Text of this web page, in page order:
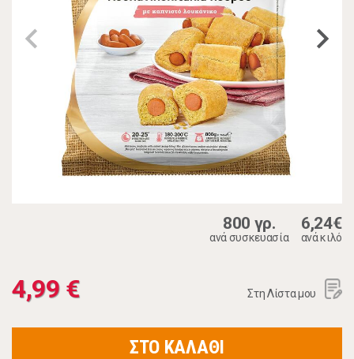
800 γρ.
ανά συσκευασία
6,24€
ανά κιλό
4,99 € Στη Λίστα μου
ΣΤΟ ΚΑΛΑΘΙ